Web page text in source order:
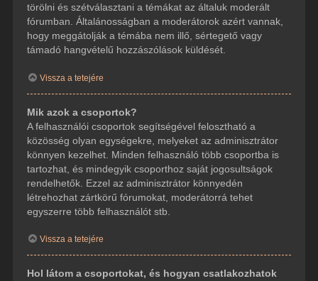
törölni és szétválasztani a témákat az általuk moderált
fórumban. Általánosságban a moderátorok azért vannak,
hogy meggátolják a témába nem illő, sértegető vagy
támadó hangvételű hozzászólások küldését.
Vissza a tetejére
Mik azok a csoportok?
A felhasználói csoportok segítségével felosztható a
közösség olyan egységekre, melyeket az adminisztrátor
könnyen kezelhet. Minden felhasználó több csoportba is
tartozhat, és mindegyik csoporthoz saját jogosultságok
rendelhetők. Ezzel az adminisztrátor könnyedén
létrehozhat zártkörű fórumokat, moderátorrá tehet
egyszerre több felhasználót stb.
Vissza a tetejére
Hol látom a csoportokat, és hogyan csatlakozhatok